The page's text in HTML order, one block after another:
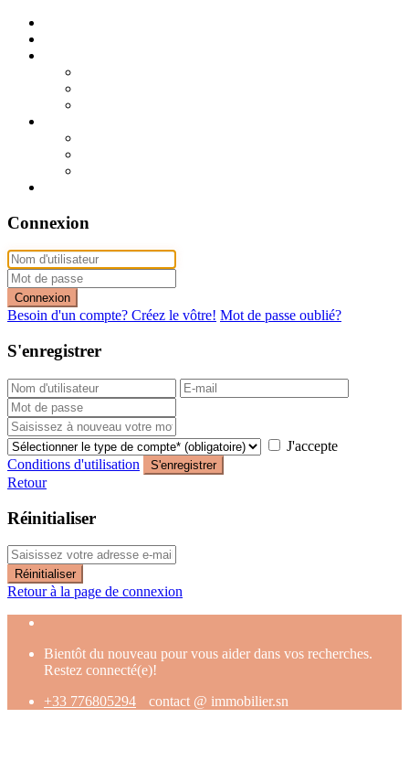
Connexion
Connexion
Besoin d'un compte? Créez le vôtre! Mot de passe oublié?
S'enregistrer
J'accepte
Conditions d'utilisation
S'enregistrer
Retour
Réinitialiser
Réinitialiser
Retour à la page de connexion
Bientôt du nouveau pour vous aider dans vos recherches.
Restez connecté(e)!
+33 776805294
contact @ immobilier.sn